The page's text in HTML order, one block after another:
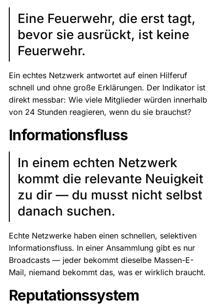
Eine Feuerwehr, die erst tagt,
bevor sie ausrückt, ist keine
Feuerwehr.
Ein echtes Netzwerk antwortet auf einen Hilferuf
schnell und ohne große Erklärungen. Der Indikator ist
direkt messbar: Wie viele Mitglieder würden innerhalb
von 24 Stunden reagieren, wenn du sie brauchst?
Informationsfluss
In einem echten Netzwerk
kommt die relevante Neuigkeit
zu dir — du musst nicht selbst
danach suchen.
Echte Netzwerke haben einen schnellen, selektiven
Informationsfluss. In einer Ansammlung gibt es nur
Broadcasts — jeder bekommt dieselbe Massen-E-
Mail, niemand bekommt das, was er wirklich braucht.
Reputationssystem